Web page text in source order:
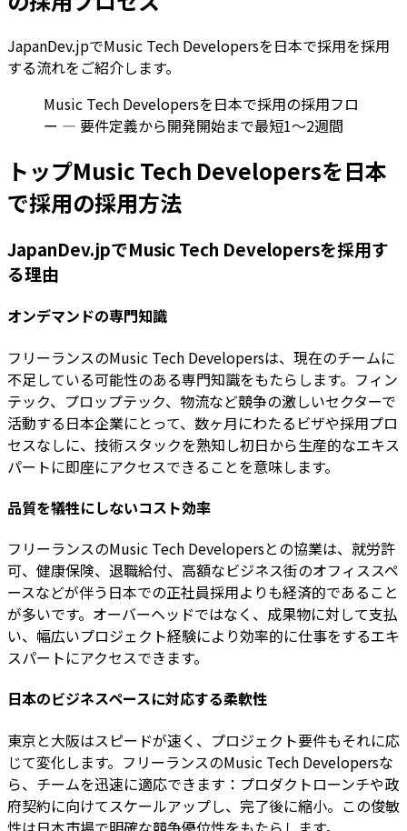
JapanDev.jpでMusic Tech Developersを日本で採用を採用
する流れをご紹介します。
Music Tech Developersを日本で採用の採用フロ
ー — 要件定義から開発開始まで最短1〜2週間
トップMusic Tech Developersを日本
で採用の採用方法
JapanDev.jpでMusic Tech Developersを採用す
る理由
オンデマンドの専門知識
フリーランスのMusic Tech Developersは、現在のチームに
不足している可能性のある専門知識をもたらします。フィン
テック、プロップテック、物流など競争の激しいセクターで
活動する日本企業にとって、数ヶ月にわたるビザや採用プロ
セスなしに、技術スタックを熟知し初日から生産的なエキス
パートに即座にアクセスできることを意味します。
品質を犠牲にしないコスト効率
フリーランスのMusic Tech Developersとの協業は、就労許
可、健康保険、退職給付、高額なビジネス街のオフィススペ
ースなどが伴う日本での正社員採用よりも経済的であること
が多いです。オーバーヘッドではなく、成果物に対して支払
い、幅広いプロジェクト経験により効率的に仕事をするエキ
スパートにアクセスできます。
日本のビジネスペースに対応する柔軟性
東京と大阪はスピードが速く、プロジェクト要件もそれに応
じて変化します。フリーランスのMusic Tech Developersな
ら、チームを迅速に適応できます：プロダクトローンチや政
府契約に向けてスケールアップし、完了後に縮小。この俊敏